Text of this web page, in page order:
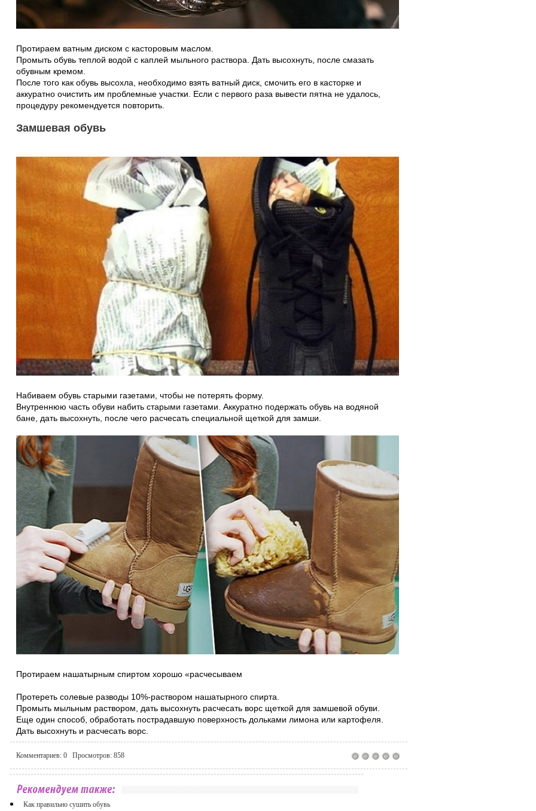
Протираем ватным диском с касторовым маслом.
Промыть обувь теплой водой с каплей мыльного раствора. Дать высохнуть, после смазать
обувным кремом.
После того как обувь высохла, необходимо взять ватный диск, смочить его в касторке и
аккуратно очистить им проблемные участки. Если с первого раза вывести пятна не удалось,
процедуру рекомендуется повторить.
Замшевая обувь
Набиваем обувь старыми газетами, чтобы не потерять форму.
Внутреннюю часть обуви набить старыми газетами. Аккуратно подержать обувь на водяной
бане, дать высохнуть, после чего расчесать специальной щеткой для замши.
Протираем нашатырным спиртом хорошо «расчесываем
Протереть солевые разводы 10%-раствором нашатырного спирта.
Промыть мыльным раствором, дать высохнуть расчесать ворс щеткой для замшевой обуви.
Еще один способ, обработать пострадавшую поверхность дольками лимона или картофеля.
Дать высохнуть и расчесать ворс.
Комментариев: 0 Просмотров: 858
Как правильно сушить обувь